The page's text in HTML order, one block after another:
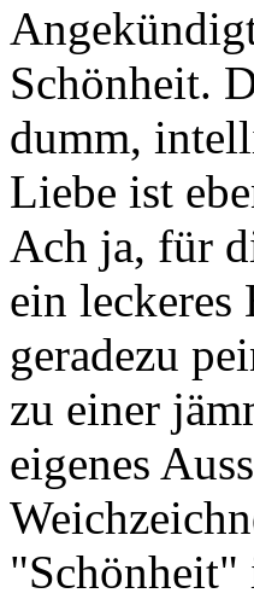
Schönheit.
dumm,
Liebe ist
Ach ja, für
ein
geradezu
zu einer
eigenes